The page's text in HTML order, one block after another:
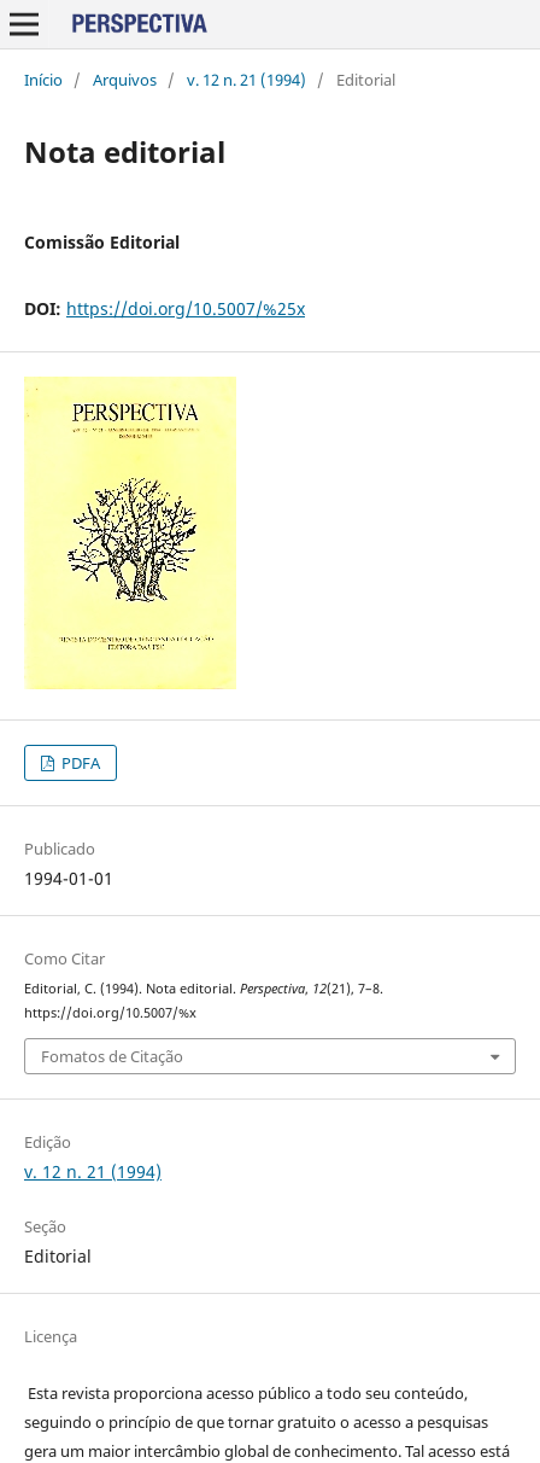
Início / Arquivos / v. 12 n. 21 (1994) / Editorial
Nota editorial
Comissão Editorial
DOI: https://doi.org/10.5007/%25x
PDFA
Publicado
1994-01-01
Como Citar
Editorial, C. (1994). Nota editorial. Perspectiva, 12(21), 7–8.
https://doi.org/10.5007/%x
Fomatos de Citação
Edição
v. 12 n. 21 (1994)
Seção
Editorial
Licença
Esta revista proporciona acesso público a todo seu conteúdo,
seguindo o princípio de que tornar gratuito o acesso a pesquisas
gera um maior intercâmbio global de conhecimento. Tal acesso está